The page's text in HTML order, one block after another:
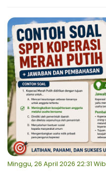
Minggu, 26 April 2026 22:31 Wib